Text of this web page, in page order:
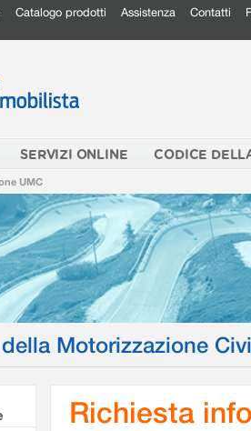
Catalogo prodotti Assistenza Contatti
SERVIZI ONLINE CODICE
UMC
Motorizzazione
Richiesta